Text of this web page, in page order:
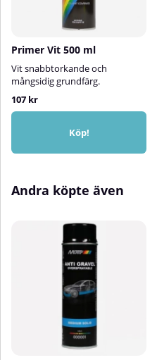
i flera tunna lager – skaka mellan
varje lager3. Efter
genom att vända burken upp och
ner och spraya i cirka 5
sekunderTorktidÖvermålningsbar
efter ca 2 timmarFaktisk torktid
kan påverkas av temperatur,
luftfuktighet och färgskiktets
Primer Vit 500 ml
Vit snabbtorkande och
mångsidig grundfärg.
107 kr
Köp!
Andra köpte även